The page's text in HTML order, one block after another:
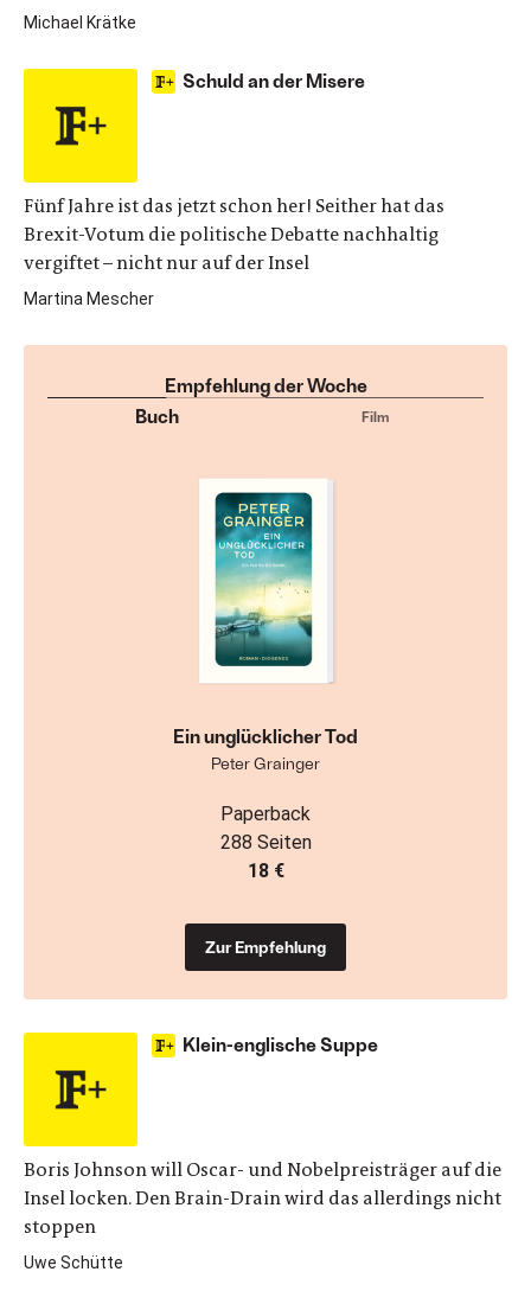
Michael Krätke
Schuld an der Misere
Fünf Jahre ist das jetzt schon her! Seither hat das
Brexit-Votum die politische Debatte nachhaltig
vergiftet – nicht nur auf der Insel
Martina Mescher
Klein-englische Suppe
Boris Johnson will Oscar- und Nobelpreisträger auf die
Insel locken. Den Brain-Drain wird das allerdings nicht
stoppen
Uwe Schütte
Empfehlung der Woche
Buch
Film
Ein unglücklicher Tod
Peter Grainger
Paperback
288 Seiten
18 €
Zur Empfehlung